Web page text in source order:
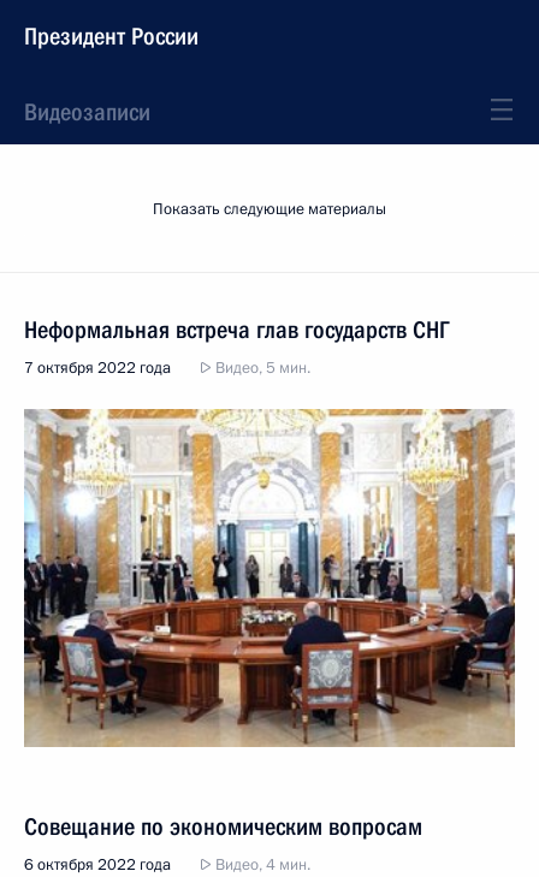
Президент России
Видеозаписи
Показать следующие материалы
Неформальная встреча глав государств СНГ
7 октября 2022 года Видео, 5 мин.
Совещание по экономическим вопросам
6 октября 2022 года Видео, 4 мин.